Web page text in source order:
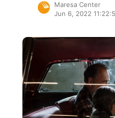
Maresa Center
Jun 6, 2022